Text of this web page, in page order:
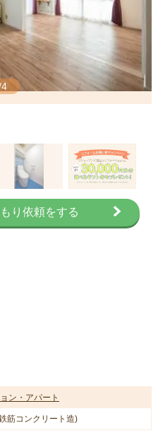
4
り依頼をする
ン・アパート
筋コンクリート造)